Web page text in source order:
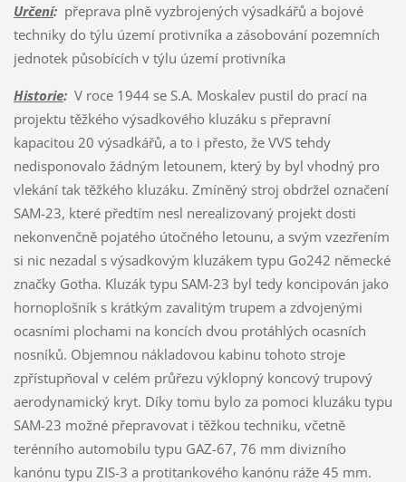
Určení:přeprava plně vyzbrojených výsadkářů a bojové
techniky do týlu území protivníka a zásobování pozemních
jednotek působících v týlu území protivníka
Historie:V roce 1944 se S.A. Moskalev pustil do prací na
projektu těžkého výsadkového kluzáku s přepravní
kapacitou 20 výsadkářů, a to i přesto, že VVS tehdy
nedisponovalo žádným letounem, který by byl vhodný pro
vlekání tak těžkého kluzáku. Zmíněný stroj obdržel označení
SAM-23, které předtím nesl nerealizovaný projekt dosti
nekonvenčně pojatého útočného letounu, a svým vzezřením
si nic nezadal s výsadkovým kluzákem typu Go242 německé
značky Gotha. Kluzák typu SAM-23 byl tedy koncipován jako
hornoplošník s krátkým zavalitým trupem a zdvojenými
ocasními plochami na koncích dvou protáhlých ocasních
nosníků. Objemnou nákladovou kabinu tohoto stroje
zpřístupňoval v celém průřezu výklopný koncový trupový
aerodynamický kryt. Díky tomu bylo za pomoci kluzáku typu
SAM-23 možné přepravovat i těžkou techniku, včetně
terénního automobilu typu GAZ-67, 76 mm divizního
kanónu typu ZIS-3 a protitankového kanónu ráže 45 mm.